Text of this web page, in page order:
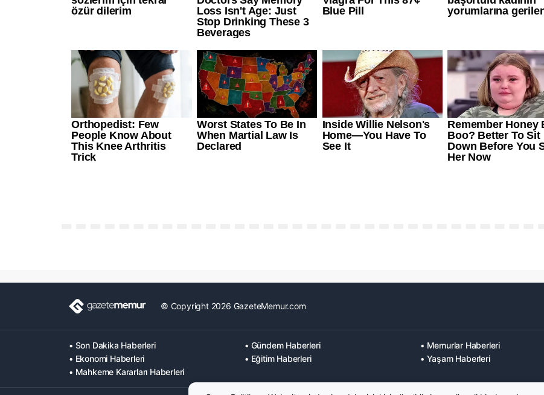
© Copyright 2026 GazeteMemur.com
• Son Dakika Haberleri • Gündem Haberleri • Memurlar Haberleri
• Ekonomi Haberleri
• Eğitim Haberleri • Yaşam Haberleri
• Mahkeme Kararları Haberleri